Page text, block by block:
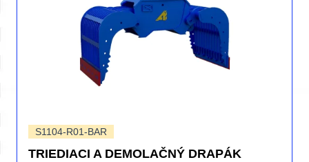
S1104-R01-BAR
TRIEDIACI A DEMOLAČNÝ DRAPÁK